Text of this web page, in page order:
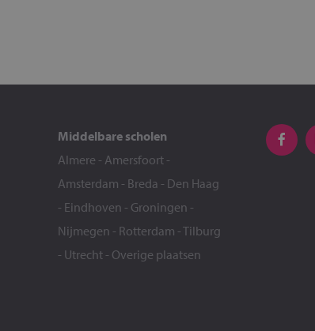
Middelbare scholen
Almere - Amersfoort -
Amsterdam - Breda - Den Haag
- Eindhoven - Groningen -
Nijmegen - Rotterdam -Tilburg
- Utrecht - Overige plaatsen